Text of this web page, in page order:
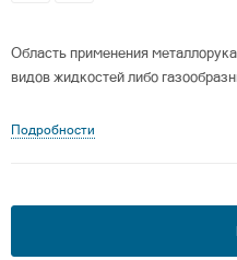
Область применения
видов жидкостей либо
Подробности